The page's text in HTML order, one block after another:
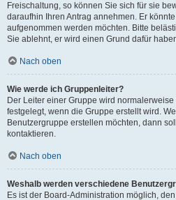
Freischaltung, so können Sie sich für sie
daraufhin Ihren Antrag annehmen. Er
aufgenommen werden möchten. Bitte
Sie ablehnt, er wird einen Grund dafür
Nach oben
Wie werde ich Gruppenleiter?
Der Leiter einer Gruppe wird
festgelegt, wenn die Gruppe erstellt wird.
Benutzergruppe erstellen möchten, dann
kontaktieren.
Nach oben
Weshalb werden verschiedene
Es ist der Board-Administration möglich,